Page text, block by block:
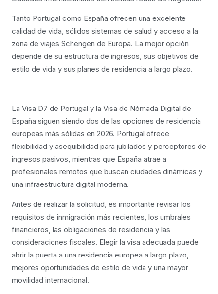
Tanto Portugal como España ofrecen una excelente
calidad de vida, sólidos sistemas de salud y acceso a la
zona de viajes Schengen de Europa. La mejor opción
depende de su estructura de ingresos, sus objetivos de
estilo de vida y sus planes de residencia a largo plazo.
La Visa D7 de Portugal y la Visa de Nómada Digital de
España siguen siendo dos de las opciones de residencia
europeas más sólidas en 2026. Portugal ofrece
flexibilidad y asequibilidad para jubilados y perceptores de
ingresos pasivos, mientras que España atrae a
profesionales remotos que buscan ciudades dinámicas y
una infraestructura digital moderna.
Antes de realizar la solicitud, es importante revisar los
requisitos de inmigración más recientes, los umbrales
financieros, las obligaciones de residencia y las
consideraciones fiscales. Elegir la visa adecuada puede
abrir la puerta a una residencia europea a largo plazo,
mejores oportunidades de estilo de vida y una mayor
movilidad internacional.